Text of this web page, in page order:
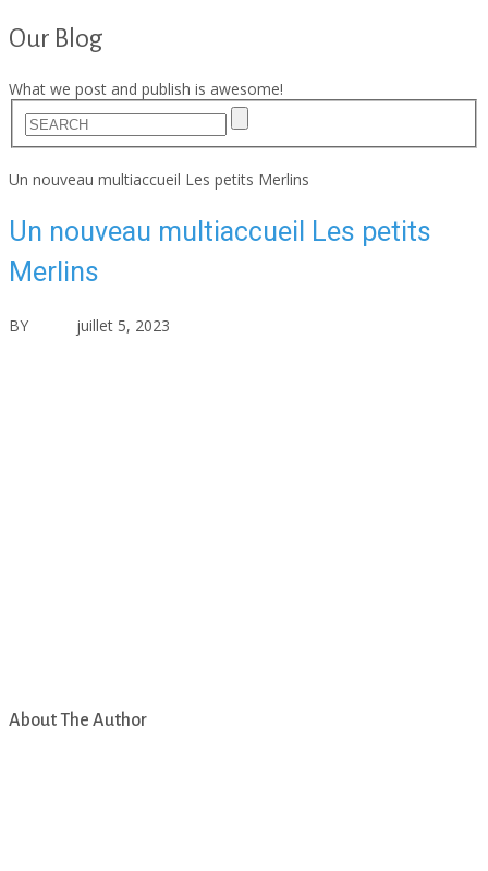
Our Blog
What we post and publish is awesome!
Un nouveau multiaccueil Les petits Merlins
Un nouveau multiaccueil Les petits
Merlins
BY juillet 5, 2023
About The Author